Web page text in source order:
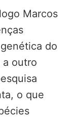
Marcos
do
a outro
o que